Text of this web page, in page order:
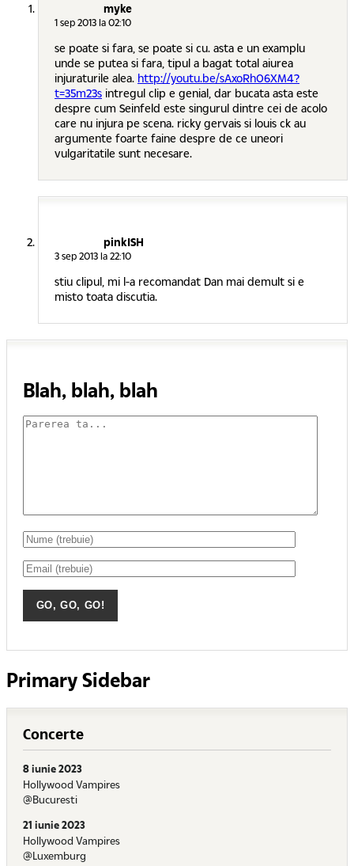
myke
1 sep 2013 la 02:10
se poate si fara, se poate si cu. asta e un examplu
unde se putea si fara, tipul a bagat total aiurea
injuraturile alea. http://youtu.be/sAxoRh06XM4?
t=35m23s intregul clip e genial, dar bucata asta este
despre cum Seinfeld este singurul dintre cei de acolo
care nu injura pe scena. ricky gervais si louis ck au
argumente foarte faine despre de ce uneori
vulgaritatile sunt necesare.
pinkISH
3 sep 2013 la 22:10
stiu clipul, mi l-a recomandat Dan mai demult si e
misto toata discutia.
Blah, blah, blah
Primary Sidebar
Concerte
8 iunie 2023
Hollywood Vampires
@Bucuresti
21 iunie 2023
Hollywood Vampires
@Luxemburg